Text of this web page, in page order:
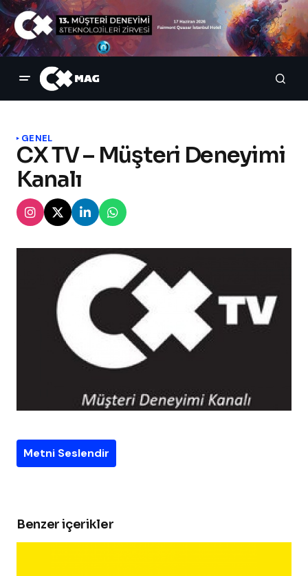
GENEL
CX TV – Müşteri Deneyimi
Kanalı
Metni Seslendir
Benzer içerikler